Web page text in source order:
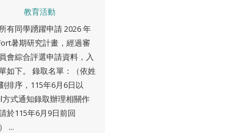
教育活動
有同學踴躍申請 2026 年
暑期研究計畫，經過審
會綜合評選申請資料，入
如下。 錄取名單：（依姓
排序，115年6月6日以
方式通知錄取辦理相關作
於115年6月9日前回
...